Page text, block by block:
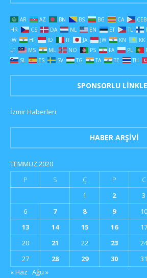
AR AZ BN BS BG CA CEB
HR
CS DA NL EN ET TL
IW
HI ID IT JA JW KN KK
LT
MS ML NO PS FA PL
SL
ES SV TG TA TE TH
SPONSORLU
İzmir Haberleri
HABER ARŞIVI
TEMMUZ 2020
P
S Ç P C
1
2 3
6
7 8 9 10
13
14 15 16 17
20
21 22 23 24
27
28 29 30
31
« Haz Ağu »